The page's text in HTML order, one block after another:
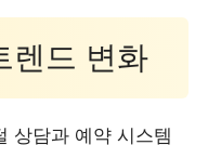
렌드 변화
상담과 예약 시스템